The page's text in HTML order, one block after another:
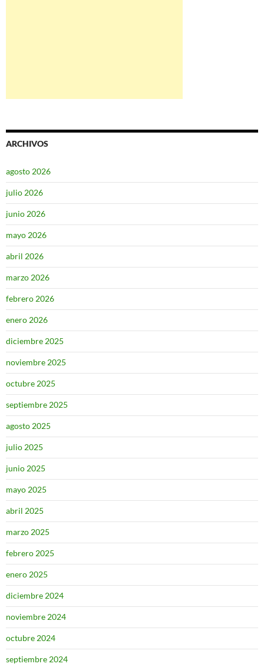
ARCHIVOS
agosto 2026
julio 2026
junio 2026
mayo 2026
abril 2026
marzo 2026
febrero 2026
enero 2026
diciembre 2025
noviembre 2025
octubre 2025
septiembre 2025
agosto 2025
julio 2025
junio 2025
mayo 2025
abril 2025
marzo 2025
febrero 2025
enero 2025
diciembre 2024
noviembre 2024
octubre 2024
septiembre 2024